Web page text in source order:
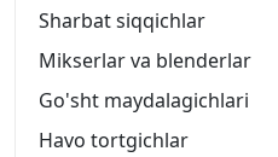
Sharbat siqqichlar
Mikserlar va blenderlar
Go'sht maydalagichlari
Havo tortgichlar